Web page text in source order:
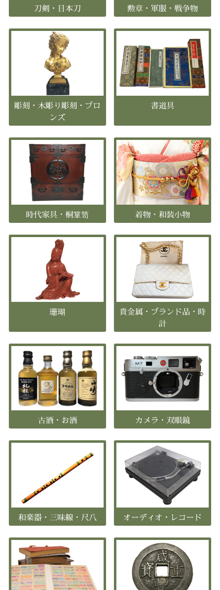
刀剣・日本刀 勲章・軍服・戦争物
彫刻・木彫り彫刻・ブロ
ンズ
書道具
時代家具・桐箪笥 着物・和装小物
珊瑚
貴金属・ブランド品・時
計
古酒・お酒 カメラ・双眼鏡
和楽器・三味線・尺八 オーディオ・レコード